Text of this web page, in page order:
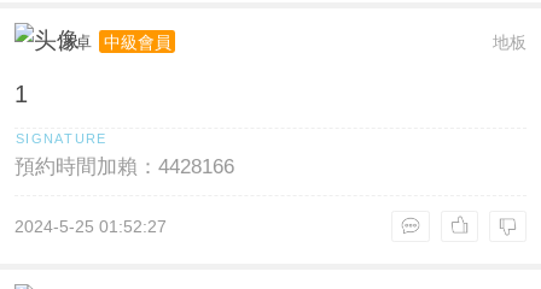
地板
冰卓 中級會員
1
預約時間加賴：4428166
2024-5-25 01:52:27